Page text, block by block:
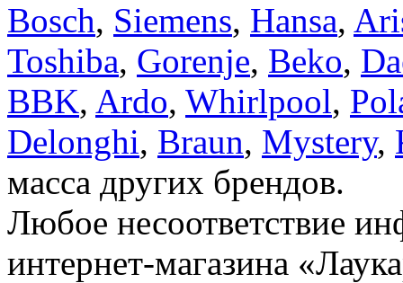
Bosch, Siemens, Hansa,
Toshiba, Gorenje, Beko,
BBK, Ardo, Whirlpool,
Delonghi, Braun, Mystery,
масса других брендов.
Любое несоответствие
интернет-магазина